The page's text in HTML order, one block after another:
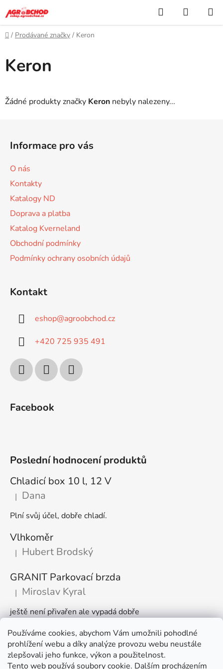
Používáme cookies, abychom Vám umožnili pohodlné
prohlížení webu a díky analýze provozu webu neustále
zlepšovali jeho funkce, výkon a použitelnost.
Tento web používá soubory cookie. Dalším procházením
na
obsah
Hledat
KOŠÍK
Domů
/ Prodávané značky / Keron
Keron
Žádné produkty značky Keron nebyly nalezeny...
Informace pro vás
O nás
Kontakty
Katalogy ND
Doprava a platba
Katalog Kverneland
Obchodní podmínky
Podmínky ochrany osobních údajů
Kontakt
eshop@agroobchod.cz
+420 725 935 491
Facebook
Poslední hodnocení produktů
Chladicí box 10 l, 12 V
Hodnocení produktu je 5 z 5 hvězdiček.
| Dana
Plní svůj účel, dobře chladí.
Vlhkoměr
Hodnocení produktu je 5 z 5 hvězdiček.
| Hubert Brodský
GRANIT Parkovací brzda
Hodnocení produktu je 5 z 5 hvězdiček.
| Miroslav Kyral
ještě není přivařen ale vypadá dobře
Články
🌾 Prodlužujeme otevírací dobu na sezónu